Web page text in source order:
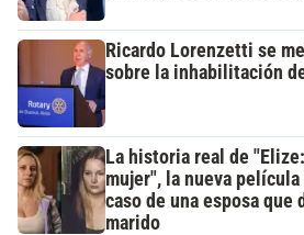
Ricardo Lorenzetti se
sobre la inhabilitación
La historia real de
mujer", la nueva
caso de una esposa que
marido